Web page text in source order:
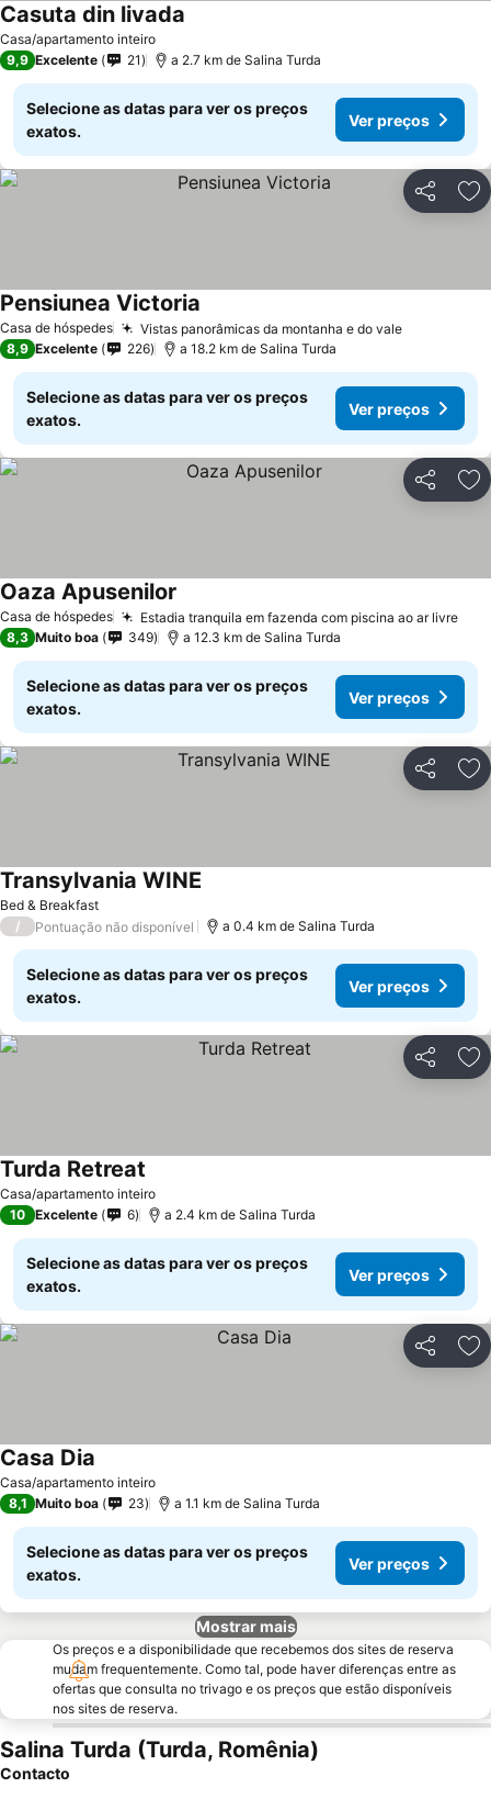
Casa/apartamento inteiro
Casuta din livada
9,9 Excelente 21 a 2.7 km de Salina Turda
Selecione as datas para ver os preços
exatos.
Ver preços
Partilhar
Casa de hóspedes Vistas panorâmicas da montanha e do vale
Pensiunea Victoria
8,9 Excelente 226 a 18.2 km de Salina Turda
Selecione as datas para ver os preços
exatos.
Ver preços
Partilhar
Casa de hóspedes Estadia tranquila em fazenda com piscina ao ar livre
Oaza Apusenilor
8,3 Muito boa 349 a 12.3 km de Salina Turda
Selecione as datas para ver os preços
exatos.
Ver preços
Partilhar
Bed & Breakfast
Transylvania WINE
/ Pontuação não disponível a 0.4 km de Salina Turda
Selecione as datas para ver os preços
exatos.
Ver preços
Partilhar
Casa/apartamento inteiro
Turda Retreat
10 Excelente 6 a 2.4 km de Salina Turda
Selecione as datas para ver os preços
exatos.
Ver preços
Partilhar
Casa/apartamento inteiro
Casa Dia
8,1 Muito boa 23 a 1.1 km de Salina Turda
Selecione as datas para ver os preços
exatos.
Ver preços
Mostrar mais
Os preços e a disponibilidade que recebemos dos sites de reserva
mudam frequentemente. Como tal, pode haver diferenças entre as
ofertas que consulta no trivago e os preços que estão disponíveis
nos sites de reserva.
Salina Turda (Turda, Romênia)
Contacto